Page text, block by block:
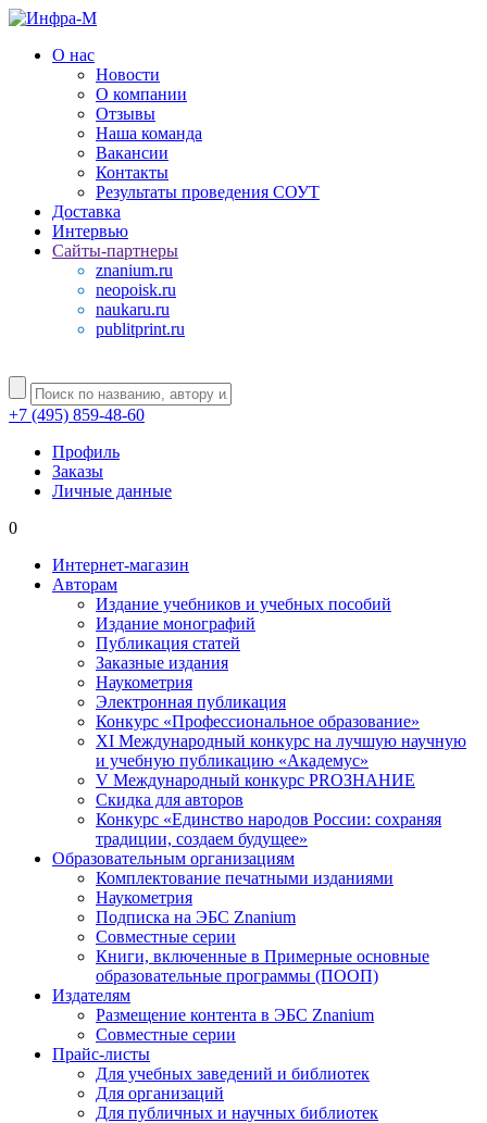
О нас
Новости
О компании
Отзывы
Наша команда
Вакансии
Контакты
Результаты проведения СОУТ
Доставка
Интервью
Сайты-партнеры
znanium.ru
neopoisk.ru
naukaru.ru
publitprint.ru
+7 (495) 859-48-60
Профиль
Заказы
Личные данные
0
Интернет-магазин
Авторам
Издание учебников и учебных пособий
Издание монографий
Публикация статей
Заказные издания
Наукометрия
Электронная публикация
Конкурс «Профессиональное образование»
XI Международный конкурс на лучшую научную
и учебную публикацию «Академус»
V Международный конкурс PROЗНАНИЕ
Скидка для авторов
Конкурс «Единство народов России: сохраняя
традиции, создаем будущее»
Образовательным организациям
Комплектование печатными изданиями
Наукометрия
Подписка на ЭБС Znanium
Совместные серии
Книги, включенные в Примерные основные
образовательные программы (ПООП)
Издателям
Размещение контента в ЭБС Znanium
Совместные серии
Прайс-листы
Для учебных заведений и библиотек
Для организаций
Для публичных и научных библиотек